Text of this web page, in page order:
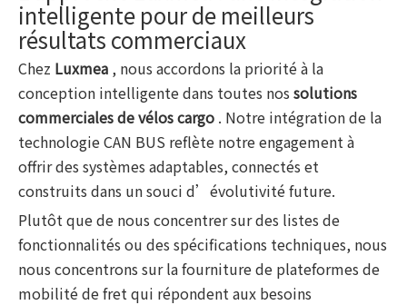
intelligente pour de meilleurs
résultats commerciaux
Chez Luxmea , nous accordons la priorité à la
conception intelligente dans toutes nos solutions
commerciales de vélos cargo . Notre intégration de la
technologie CAN BUS reflète notre engagement à
offrir des systèmes adaptables, connectés et
construits dans un souci d’évolutivité future.
Plutôt que de nous concentrer sur des listes de
fonctionnalités ou des spécifications techniques, nous
nous concentrons sur la fourniture de plateformes de
mobilité de fret qui répondent aux besoins